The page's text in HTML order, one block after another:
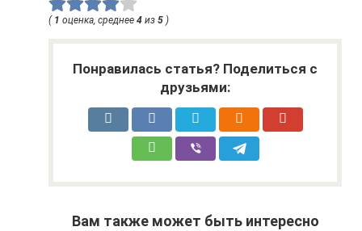
( 1 оценка, среднее 4 из 5 )
Понравилась статья? Поделиться с
друзьями:
Вам также может быть интересно